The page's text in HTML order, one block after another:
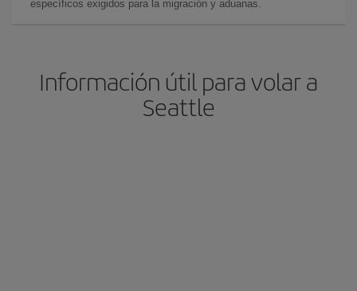
específicos exigidos para la migración y aduanas.
Información útil para volar a
Seattle